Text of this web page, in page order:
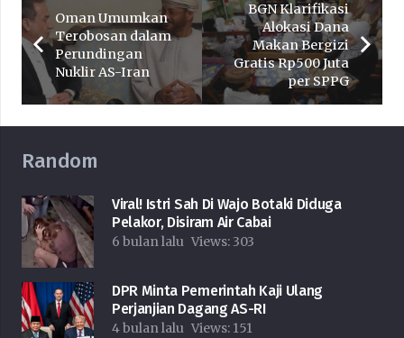
Oman Umumkan
Terobosan dalam
Perundingan
Nuklir AS-Iran
BGN Klarifikasi
Alokasi Dana
Makan Bergizi
Gratis Rp500 Juta
per SPPG
Random
Viral! Istri Sah Di Wajo Botaki Diduga
Pelakor, Disiram Air Cabai
6 bulan lalu Views: 303
DPR Minta Pemerintah Kaji Ulang
Perjanjian Dagang AS-RI
4 bulan lalu Views: 151